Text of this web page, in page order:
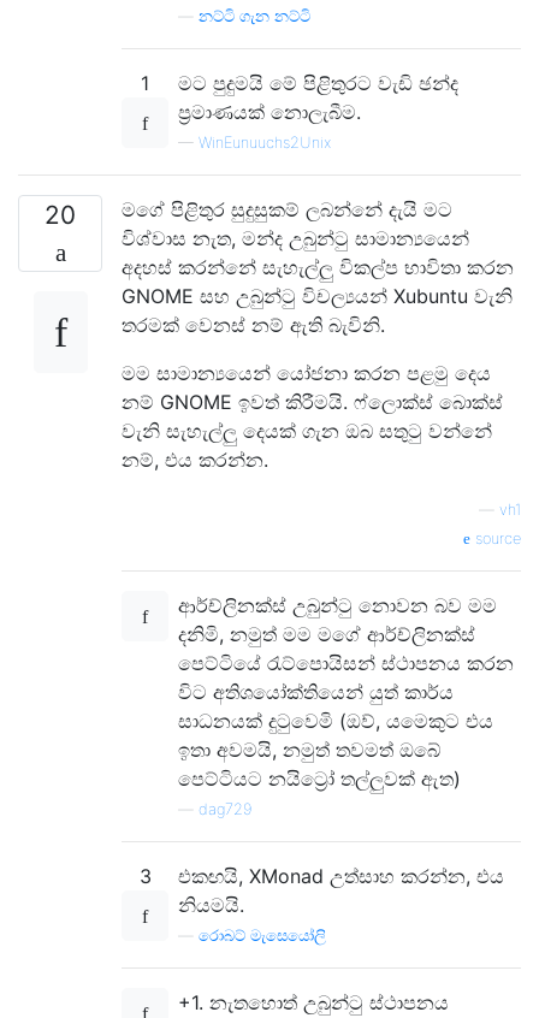
නට්ටි ගැන නට්ටි
1
මට පුදුමයි මේ පිළිතුරට වැඩි ඡන්ද
ප්‍රමාණයක් නොලැබීම.
— WinEunuuchs2Unix
20
මගේ පිළිතුර සුදුසුකම් ලබන්නේ දැයි මට
විශ්වාස නැත, මන්ද උබුන්ටු සාමාන්‍යයෙන්
අදහස් කරන්නේ සැහැල්ලු විකල්ප භාවිතා කරන
GNOME සහ උබුන්ටු විචල්‍යයන් Xubuntu වැනි
තරමක් වෙනස් නම් ඇති බැවිනි.
මම සාමාන්‍යයෙන් යෝජනා කරන පළමු දෙය
නම් GNOME ඉවත් කිරීමයි. ෆ්ලොක්ස් බොක්ස්
වැනි සැහැල්ලු දෙයක් ගැන ඔබ සතුටු වන්නේ
නම්, එය කරන්න.
vh1
source
ආර්ච්ලිනක්ස් උබුන්ටු නොවන බව මම
දනිමි, නමුත් මම මගේ ආර්ච්ලිනක්ස්
පෙට්ටියේ රැට්පොයිසන් ස්ථාපනය කරන
විට අතිශයෝක්තියෙන් යුත් කාර්ය
සාධනයක් දුටුවෙමි (ඔව්, යමෙකුට එය
ඉතා අවමයි, නමුත් තවමත් ඔබේ
පෙට්ටියට නයිට්‍රෝ තල්ලුවක් ඇත)
dag729
3
එකඟයි, XMonad උත්සාහ කරන්න, එය
නියමයි.
රොබට් මැසෙයෝලි
+1. නැතහොත් උබුන්ටු ස්ථාපනය